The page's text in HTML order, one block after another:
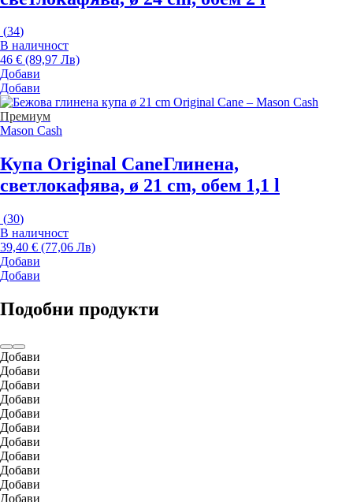
(34)
В наличност
46 € (89,97 Лв)
Добави
Добави
Премиум
Mason Cash
Купа Original CaneГлинена,
светлокафява, ø 21 cm, обем 1,1 l
(30)
В наличност
39,40 € (77,06 Лв)
Добави
Добави
Подобни продукти
Добави
Добави
Добави
Добави
Добави
Добави
Добави
Добави
Добави
Добави
Добави